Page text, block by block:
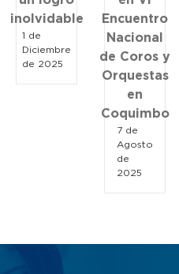
inolvidable
1 de
Diciembre
de 2025
Encuentro
Nacional
de Coros y
Orquestas
en
Coquimbo
7 de
Agosto
de
2025